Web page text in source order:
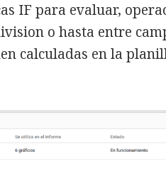
IF para evaluar,
o hasta entre
calculadas en la